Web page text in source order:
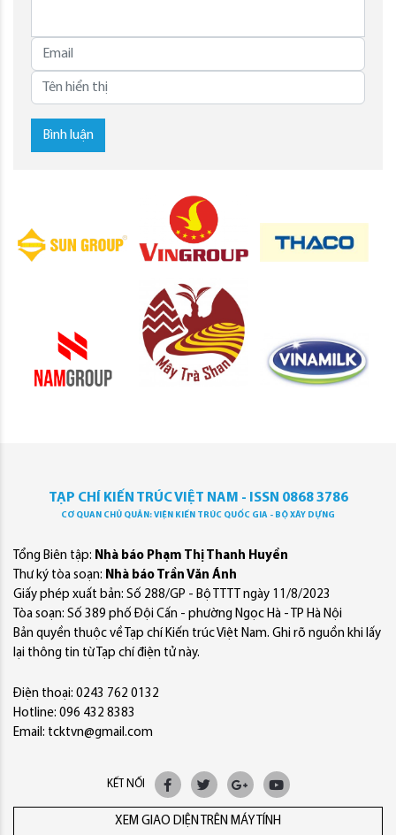
Bình luận
TẠP CHÍ KIẾN TRÚC VIỆT NAM - ISSN 0868 3786
CƠ QUAN CHỦ QUẢN: VIỆN KIẾN TRÚC QUỐC GIA - BỘ XÂY DỰNG
Tổng Biên tập: Nhà báo Phạm Thị Thanh Huyền
Thư ký tòa soạn: Nhà báo Trần Văn Ánh
Giấy phép xuất bản: Số 288/GP - Bộ TTTT ngày 11/8/2023
Tòa soạn: Số 389 phố Đội Cấn - phường Ngọc Hà - TP Hà Nội
Bản quyền thuộc về Tạp chí Kiến trúc Việt Nam. Ghi rõ nguồn khi lấy
lại thông tin từ Tạp chí điện tử này.
Điện thoại: 0243 762 0132
Hotline: 096 432 8383
Email: tcktvn@gmail.com
KẾT NỐI
XEM GIAO DIỆN TRÊN MÁY TÍNH